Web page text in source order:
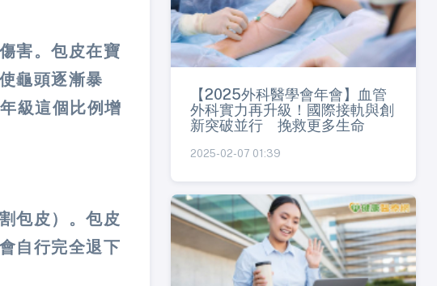
害。包皮在寶
龜頭逐漸暴
級這個比例增
包皮）。包皮
自行完全退下​​
【2025外科醫學會年會】血管
外科實力再升級！國際接軌與創
新突破並行 挽救更多生命
2025-02-07 01:39